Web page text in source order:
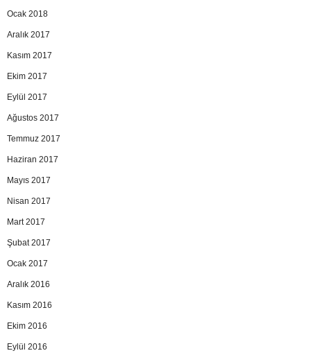
Ocak 2018
Aralık 2017
Kasım 2017
Ekim 2017
Eylül 2017
Ağustos 2017
Temmuz 2017
Haziran 2017
Mayıs 2017
Nisan 2017
Mart 2017
Şubat 2017
Ocak 2017
Aralık 2016
Kasım 2016
Ekim 2016
Eylül 2016